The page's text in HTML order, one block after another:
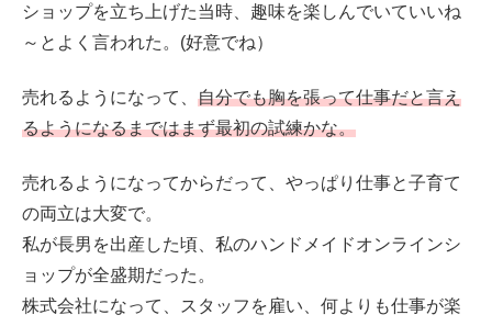
ショップを立ち上げた当時、趣味を楽しんでいていいね
～とよく言われた。(好意でね）
売れるようになって、 自分でも胸を張って仕事だと言え
るようになるまではまず最初の試練かな。
売れるようになってからだって、やっぱり仕事と子育て
の両立は大変で。
私が長男を出産した頃、私のハンドメイドオンラインシ
ョップが全盛期だった。
株式会社になって、スタッフを雇い、何よりも仕事が楽